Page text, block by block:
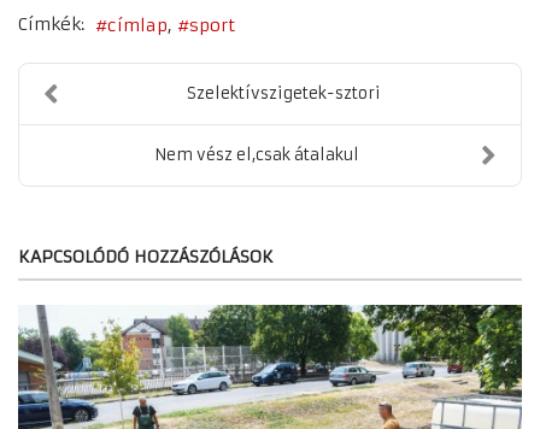
Címkék: címlap sport
Szelektívszigetek-sztori
Nem vész el,csak átalakul
KAPCSOLÓDÓ HOZZÁSZÓLÁSOK